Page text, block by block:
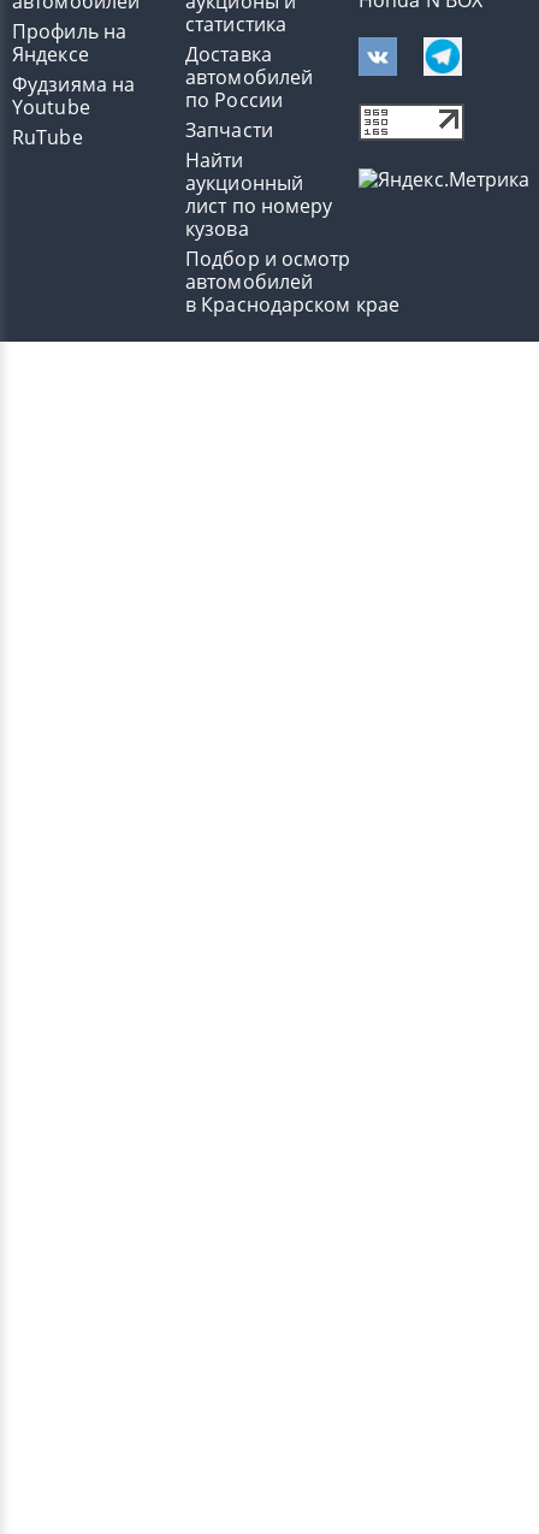
Профиль на
Яндексе
Фудзияма на
Youtube
RuTube
статистика
Доставка
автомобилей
по России
Запчасти
Найти
аукционный
лист по номеру
кузова
Подбор и осмотр
автомобилей
в Краснодарском крае